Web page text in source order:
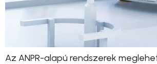
Az ANPR-alapú rendszerek